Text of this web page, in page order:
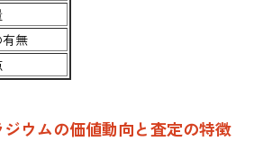
無
ウムの価値動向と査定の特徴